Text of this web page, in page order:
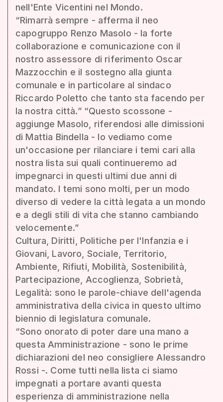
nell'Ente Vicentini nel Mondo.
“Rimarrà sempre - afferma il neo
capogruppo Renzo Masolo - la forte
collaborazione e comunicazione con il
nostro assessore di riferimento Oscar
Mazzocchin e il sostegno alla giunta
comunale e in particolare al sindaco
Riccardo Poletto che tanto sta facendo per
la nostra città.” “Questo scossone -
aggiunge Masolo, riferendosi alle dimissioni
di Mattia Bindella - lo vediamo come
un'occasione per rilanciare i temi cari alla
nostra lista sui quali continueremo ad
impegnarci in questi ultimi due anni di
mandato. I temi sono molti, per un modo
diverso di vedere la città legata a un mondo
e a degli stili di vita che stanno cambiando
velocemente.”
Cultura, Diritti, Politiche per l'Infanzia e i
Giovani, Lavoro, Sociale, Territorio,
Ambiente, Rifiuti, Mobilità, Sostenibilità,
Partecipazione, Accoglienza, Sobrietà,
Legalità: sono le parole-chiave dell'agenda
amministrativa della civica in questo ultimo
biennio di legislatura comunale.
“Sono onorato di poter dare una mano a
questa Amministrazione - sono le prime
dichiarazioni del neo consigliere Alessandro
Rossi -. Come tutti nella lista ci siamo
impegnati a portare avanti questa
esperienza di amministrazione nella